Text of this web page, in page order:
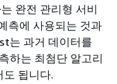
완전 관리형 서비
측에 사용되는 것과
는 과거 데이터를
하는 최첨단 알고리
도 됩니다.